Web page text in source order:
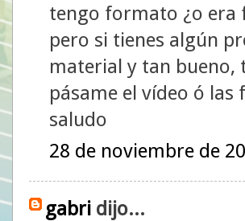
tengo formato ¿o era
pero si tienes algún
material y tan bueno,
pásame el vídeo ó
saludo
28 de noviembre de
gabri dijo...